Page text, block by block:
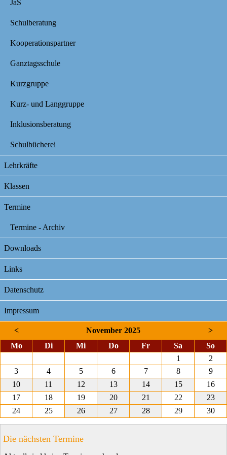
JaS
Schulberatung
Kooperationspartner
Ganztagsschule
Kurzgruppe
Kurz- und Langgruppe
Inklusionsberatung
Schulbücherei
Lehrkräfte
Klassen
Termine
Termine - Archiv
Downloads
Links
Datenschutz
Impressum
< November 2025
>
Montag Dienstag Mittwoch Donnerstag
Freitag Sa So
1
2
3
4 5 6 7 8
9
10
11 12 13 14 15
16
17
18 19 20 21 22
23
24
25 26 27 28 29 30
Die nächsten Termine